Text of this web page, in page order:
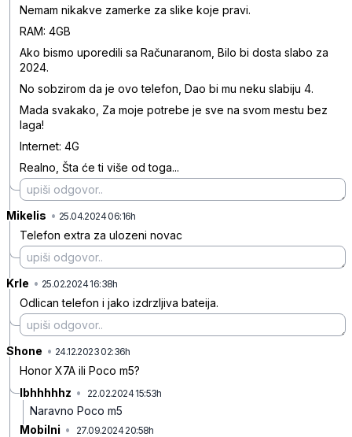
Nemam nikakve zamerke za slike koje pravi.
RAM: 4GB
Ako bismo uporedili sa Računaranom, Bilo bi dosta slabo za
2024.
No sobzirom da je ovo telefon, Dao bi mu neku slabiju 4.
Mada svakako, Za moje potrebe je sve na svom mestu bez
laga!
Internet: 4G
Realno, Šta će ti više od toga...
Mikelis • 25.04.2024 06:16h
Telefon extra za ulozeni novac
Krle • 25.02.2024 16:38h
Odlican telefon i jako izdrzljiva bateija.
Shone • 24.12.2023 02:36h
Honor X7A ili Poco m5?
Ibhhhhhz • 22.02.2024 15:53h
Naravno Poco m5
Mobilni • 27.09.2024 20:58h